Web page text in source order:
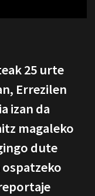
25 urte
Errezilen
izan da
magaleko
dute